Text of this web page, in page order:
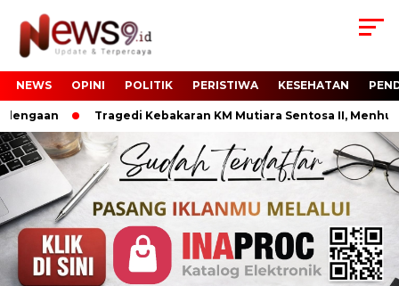
NEWS OPINI POLITIK PERISTIWA KESEHATAN
Tragedi Kebakaran KM Mutiara Sentosa II, Menhub